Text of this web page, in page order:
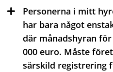
Personerna i mitt
har bara något
där månadshyran
000 euro. Måste
särskild registrering